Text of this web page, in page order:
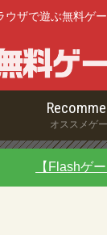
ウザで遊ぶ無料ゲ
オススメゲ
【Flashゲ